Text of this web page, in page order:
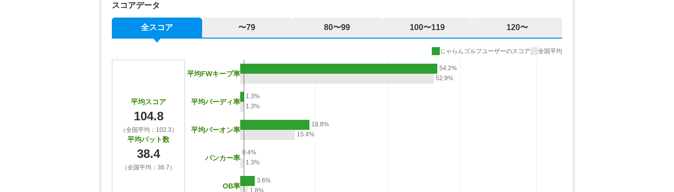
スコアデータ
全スコア 〜79 80〜99 100〜119 120〜
じゃらんゴルフユーザーのスコア 全国平均
平均スコア
104.8
（全国平均：102.3）
平均パット数
38.4
（全国平均：36.7）
平均FWキープ率
54.2%
52.9%
平均バーディ率
1.3%
1.3%
平均パーオン率
18.8%
15.4%
バンカー率
0.4%
1.3%
OB率
3.6%